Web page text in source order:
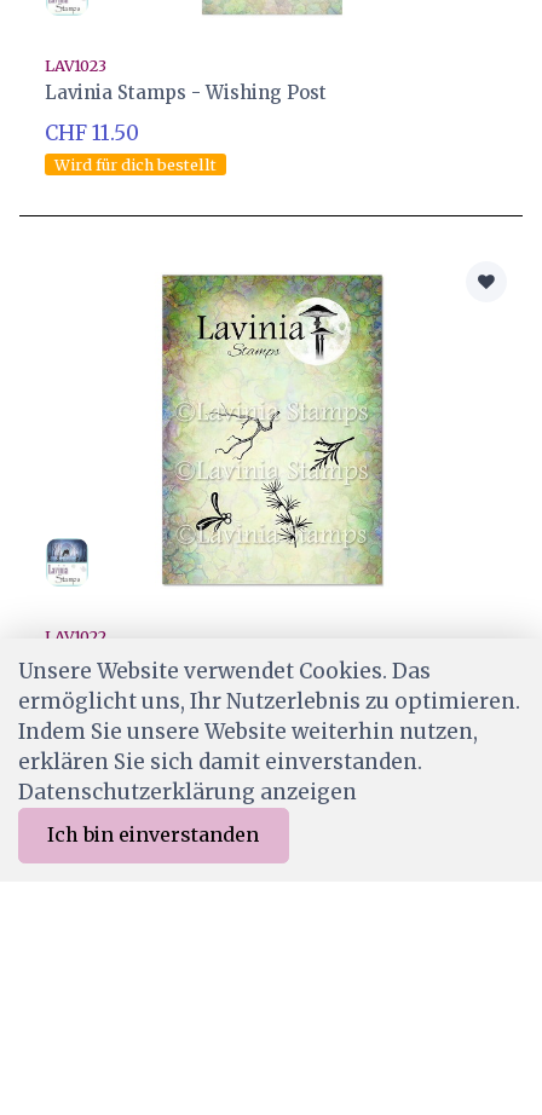
Merkliste Menu
LAV1023
Lavinia Stamps - Wishing Post
CHF 11.50
Wird für dich bestellt
LAV1022
Lavinia Stamps - Winter Foliage
CHF 7.90
Ab Lager
Unsere Website verwendet Cookies. Das
ermöglicht uns, Ihr Nutzerlebnis zu optimieren.
Indem Sie unsere Website weiterhin nutzen,
erklären Sie sich damit einverstanden.
Datenschutzerklärung anzeigen
Ich bin einverstanden